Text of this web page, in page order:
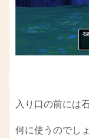
入り口の前には
何に使うのでし